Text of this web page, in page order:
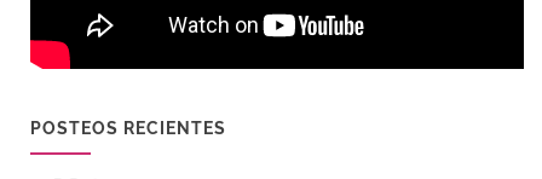
POSTEOS RECIENTES